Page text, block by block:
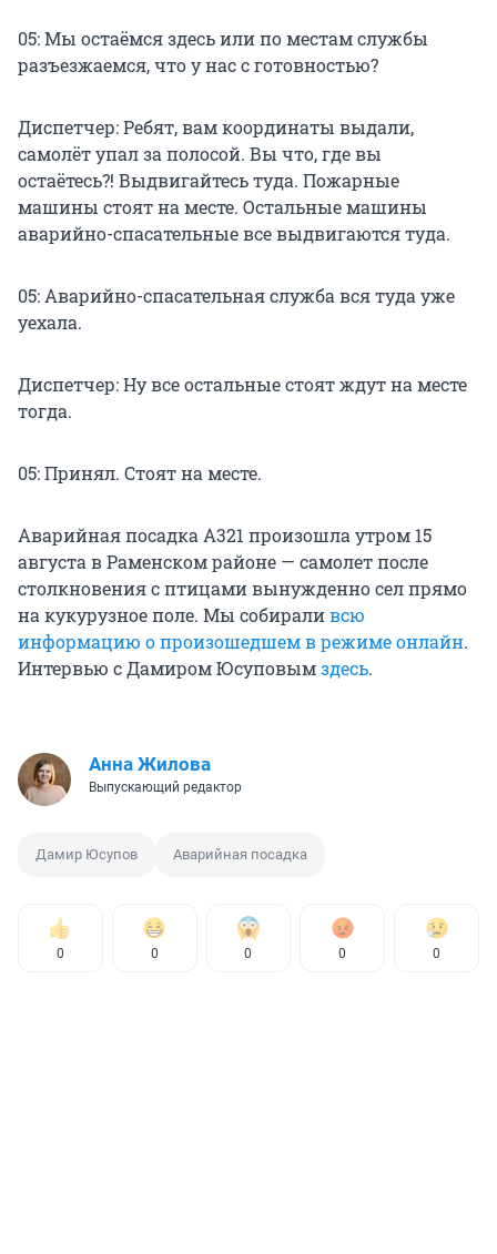
05: Мы остаёмся здесь или по местам службы
разъезжаемся, что у нас с готовностью?
Диспетчер: Ребят, вам координаты выдали,
самолёт упал за полосой. Вы что, где вы
остаётесь?! Выдвигайтесь туда. Пожарные
машины стоят на месте. Остальные машины
аварийно-спасательные все выдвигаются туда.
05: Аварийно-спасательная служба вся туда уже
уехала.
Диспетчер: Ну все остальные стоят ждут на месте
тогда.
05: Принял. Стоят на месте.
Аварийная посадка A321 произошла утром 15
августа в Раменском районе — самолет после
столкновения с птицами вынужденно сел прямо
на кукурузное поле. Мы собираливсю
информацию о произошедшем в режиме онлайн.
Интервью с Дамиром Юсуповымздесь.
Анна Жилова
Выпускающий редактор
Дамир Юсупов Аварийная посадка
0 0 0 0 0